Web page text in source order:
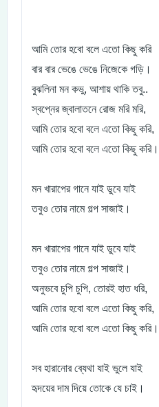
আমি তোর হবো বলে এতো কিছু করি
বার বার ভেঙে ভেঙে নিজেকে গড়ি।
বুঝলিনা মন কভু, আশায় থাকি তবু..
স্বপ্নের জ্বালাতনে রোজ মরি মরি,
আমি তোর হবো বলে এতো কিছু করি,
আমি তোর হবো বলে এতো কিছু করি।
মন খারাপের গানে যাই ডুবে যাই
তবুও তোর নামে গল্প সাজাই।
মন খারাপের গানে যাই ডুবে যাই
তবুও তোর নামে গল্প সাজাই।
অনুভবে চুপি চুপি, তোরই হাত ধরি,
আমি তোর হবো বলে এতো কিছু করি,
আমি তোর হবো বলে এতো কিছু করি।
সব হারানোর ব্যেথা যাই ভুলে যাই
হৃদয়ের দাম দিয়ে তোকে যে চাই।